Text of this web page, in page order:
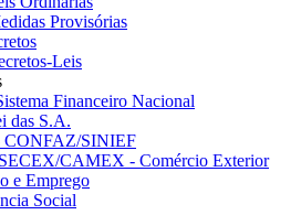
Provisórias
Leis
Financeiro Nacional
das S.A.
CONFAZ/SINIEF
CAMEX - Comércio Exterior
e Emprego
Social